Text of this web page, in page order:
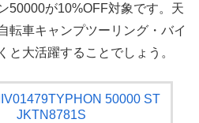
50000が10%OFF対象です。天
転車キャンプツーリング・バイ
と大活躍することでしょう。
50000 ST
JKTN8781S